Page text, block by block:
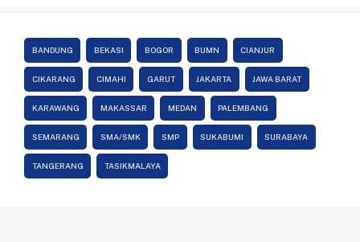
BANDUNG BEKASI BOGOR BUMN CIANJUR
CIKARANG CIMAHI GARUT JAKARTA JAWA BARAT
KARAWANG MAKASSAR MEDAN PALEMBANG
SEMARANG SMA/SMK SMP SUKABUMI SURABAYA
TANGERANG TASIKMALAYA